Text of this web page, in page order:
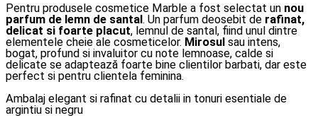
Pentru produsele cosmetice Marble a fost selectat un nou
parfum de lemn de santal. Un parfum deosebit de rafinat,
delicat si foarte placut, lemnul de santal, fiind unul dintre
elementele cheie ale cosmeticelor. Mirosul sau intens,
bogat, profund si invaluitor cu note lemnoase, calde si
delicate se adaptează foarte bine clientilor barbati, dar este
perfect si pentru clientela feminina.
Ambalaj elegant si rafinat cu detalii in tonuri esentiale de
argintiu si negru